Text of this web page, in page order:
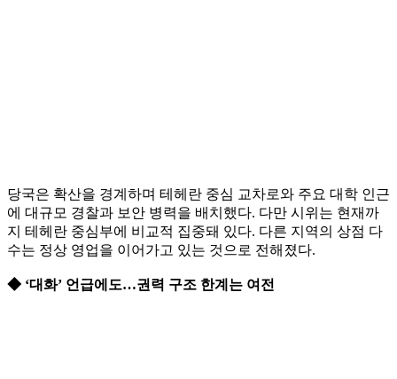
당국은 확산을 경계하며 테헤란 중심 교차로와 주요 대학 인근
에 대규모 경찰과 보안 병력을 배치했다. 다만 시위는 현재까
지 테헤란 중심부에 비교적 집중돼 있다. 다른 지역의 상점 다
수는 정상 영업을 이어가고 있는 것으로 전해졌다.
◆ ‘대화’ 언급에도…권력 구조 한계는 여전